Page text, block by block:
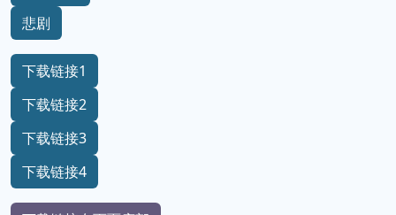
悲剧
下载链接1
下载链接2
下载链接3
下载链接4